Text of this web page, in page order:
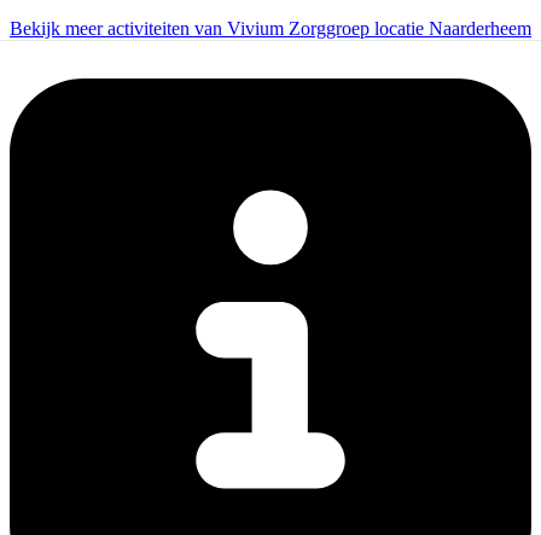
Bekijk meer activiteiten van Vivium Zorggroep locatie Naarderheem